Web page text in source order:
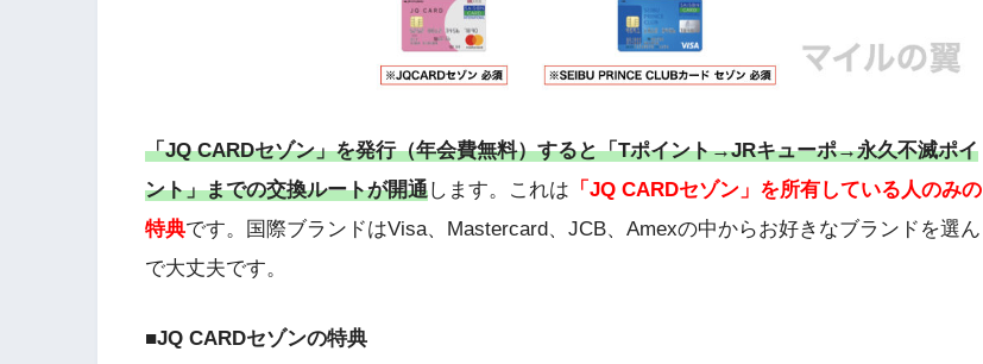
「JQ CARDセゾン」を発行（年会費無料）すると「Tポイント→JRキューポ→永久不滅ポイ
ント」までの交換ルートが開通します。これは 「JQ CARDセゾン」を所有している人のみの
特典です。国際ブランドはVisa、Mastercard、JCB、Amexの中からお好きなブランドを選ん
で大丈夫です。
■JQ CARDセゾンの特典